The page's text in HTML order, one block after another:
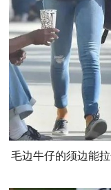
毛边牛仔的须边能